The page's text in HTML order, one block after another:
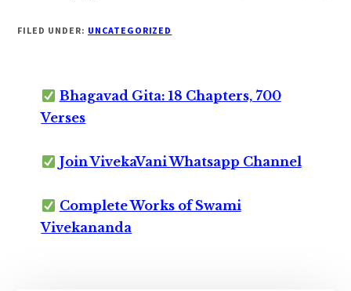
FILED UNDER: UNCATEGORIZED
Bhagavad Gita: 18 Chapters, 700
Verses
Join VivekaVani Whatsapp Channel
Complete Works of Swami
Vivekananda